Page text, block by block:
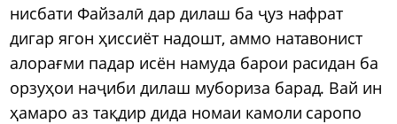
нисбати Файзалӣ дар дилаш ба ҷуз нафрат
дигар ягон ҳиссиёт надошт, аммо натавонист
алорағми падар исён намуда барои расидан ба
орзуҳои наҷиби дилаш мубориза барад. Вай ин
ҳамаро аз тақдир дида номаи камоли саропо